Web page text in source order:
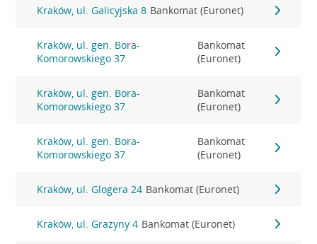
Kraków, ul. Galicyjska 8 Bankomat (Euronet)
Kraków, ul. gen. Bora-
Komorowskiego 37
Bankomat
(Euronet)
Kraków, ul. gen. Bora-
Komorowskiego 37
Bankomat
(Euronet)
Kraków, ul. gen. Bora-
Komorowskiego 37
Bankomat
(Euronet)
Kraków, ul. Glogera 24 Bankomat (Euronet)
Kraków, ul. Grażyny 4 Bankomat (Euronet)